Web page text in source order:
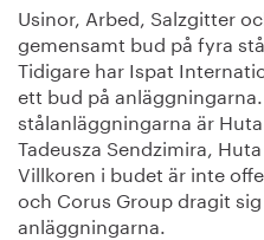
Energi/miljö
Vi tycker
Publicerat
Bildbank
Usinor, Arbed, Salzgitter
gemensamt bud på fyra
Tidigare har Ispat
ett bud på
stålanläggningarna är
Tadeusza Sendzimira,
Villkoren i budet är inte
och Corus Group dragit
anläggningarna.